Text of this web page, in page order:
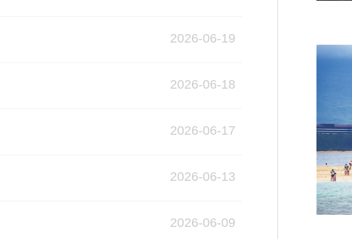
2026-06-19
2026-06-18
2026-06-17
2026-06-13
2026-06-09